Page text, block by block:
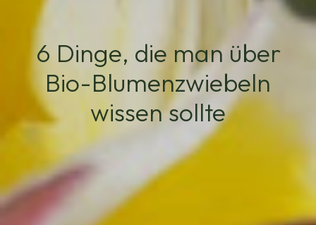
6 Dinge, die man über
Bio-Blumenzwiebeln
wissen sollte